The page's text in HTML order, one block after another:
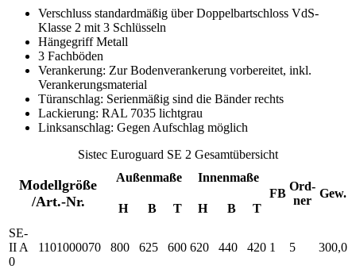
Verschluss standardmäßig über Doppelbartschloss VdS-
Klasse 2 mit 3 Schlüsseln
Hängegriff Metall
3 Fachböden
Verankerung: Zur Bodenverankerung vorbereitet, inkl.
Verankerungsmaterial
Türanschlag: Serienmäßig sind die Bänder rechts
Lackierung: RAL 7035 lichtgrau
Linksanschlag: Gegen Aufschlag möglich
Sistec Euroguard SE 2 Gesamtübersicht
Modellgröße
/Art.-Nr.
Außenmaße
Innenmaße
FB
Ord-
ner
Gew.
H
B T H B
T
SE-
II A
0
1101000070 800 625 600 620 440 420 1 5 300,0